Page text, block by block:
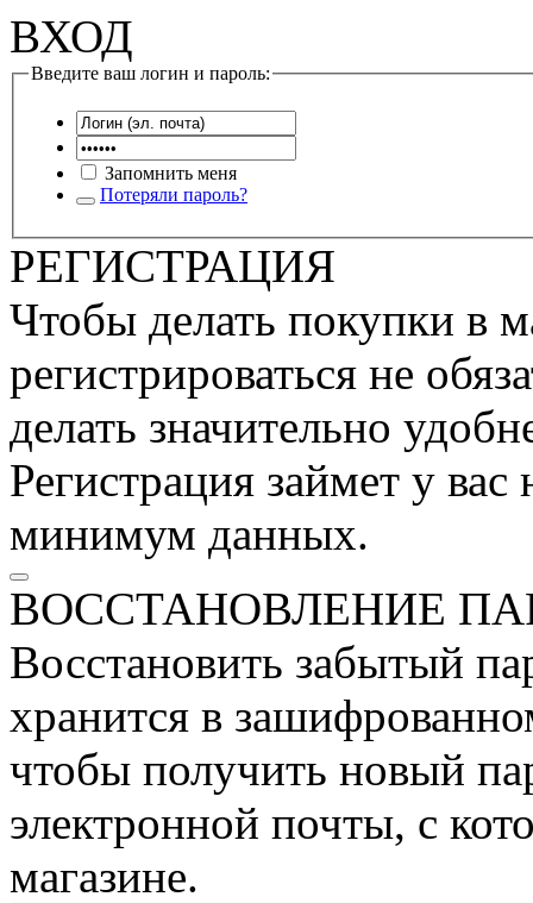
ВХОД
Введите ваш логин и пароль:
Запомнить меня
Потеряли пароль?
РЕГИСТРАЦИЯ
Чтобы делать покупки в
регистрироваться не
делать значительно
Регистрация займет у
минимум данных.
ВОССТАНОВЛЕНИЕ
Восстановить забытый
хранится в
чтобы получить новый
электронной почты, с
магазине.